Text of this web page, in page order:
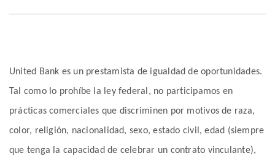
United Bank es un prestamista de igualdad de oportunidades.
Tal como lo prohíbe la ley federal, no participamos en
prácticas comerciales que discriminen por motivos de raza,
color, religión, nacionalidad, sexo, estado civil, edad (siempre
que tenga la capacidad de celebrar un contrato vinculante),